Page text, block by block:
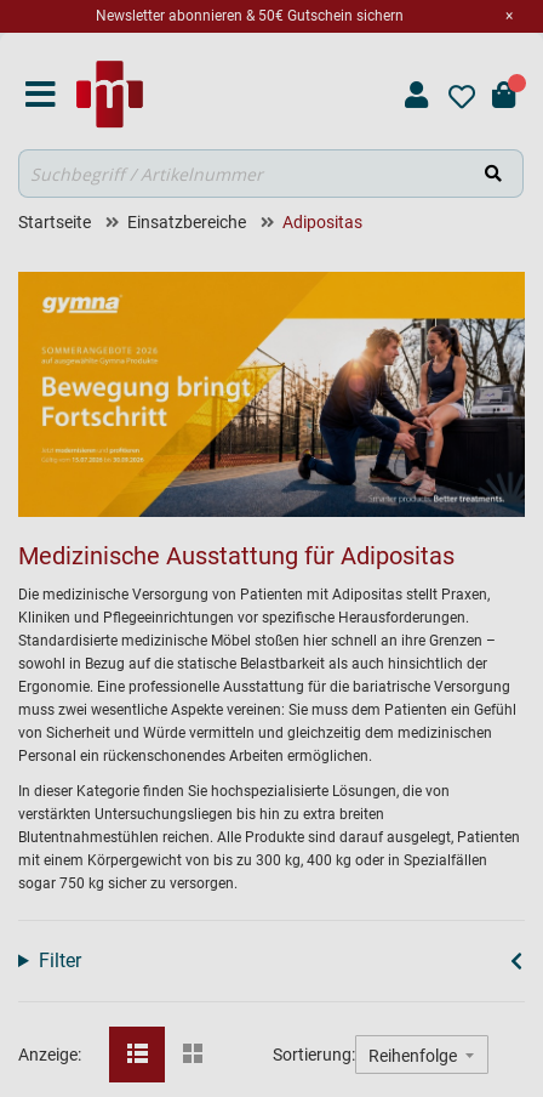
×
Newsletter abonnieren & 50€ Gutschein sichern
Suche
Startseite Einsatzbereiche Adipositas
Medizinische Ausstattung für Adipositas
Die medizinische Versorgung von Patienten mit Adipositas stellt Praxen,
Kliniken und Pflegeeinrichtungen vor spezifische Herausforderungen.
Standardisierte medizinische Möbel stoßen hier schnell an ihre Grenzen –
sowohl in Bezug auf die statische Belastbarkeit als auch hinsichtlich der
Ergonomie. Eine professionelle Ausstattung für die bariatrische Versorgung
muss zwei wesentliche Aspekte vereinen: Sie muss dem Patienten ein Gefühl
von Sicherheit und Würde vermitteln und gleichzeitig dem medizinischen
Personal ein rückenschonendes Arbeiten ermöglichen.
In dieser Kategorie finden Sie hochspezialisierte Lösungen, die von
verstärkten Untersuchungsliegen bis hin zu extra breiten
Blutentnahmestühlen reichen. Alle Produkte sind darauf ausgelegt, Patienten
mit einem Körpergewicht von bis zu 300 kg, 400 kg oder in Spezialfällen
sogar 750 kg sicher zu versorgen.
Filter
Anzeige: Sortierung: